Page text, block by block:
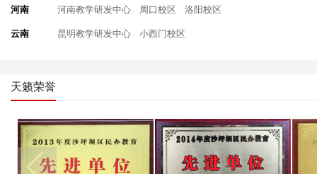
河南 河南教学研发中心 周口校区 洛阳校区
云南 昆明教学研发中心 小西门校区
天籁荣誉